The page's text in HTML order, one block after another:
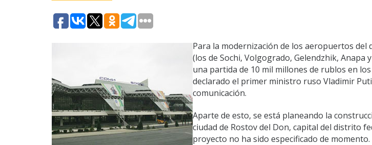
Para la modernización de los aeropuertos del
(los de Sochi, Volgogrado, Gelendzhik, Anapa
una partida de 10 mil millones de rublos en
declarado el primer ministro ruso Vladimir
comunicación.
Aparte de esto, se está planeando la
ciudad de Rostov del Don, capital del distrito
proyecto no ha sido especificado de momento.